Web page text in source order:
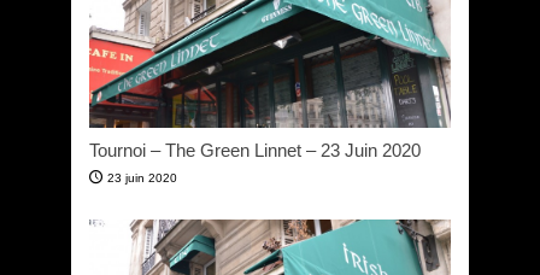
Tournoi – The Green Linnet – 23 Juin 2020
23 juin 2020